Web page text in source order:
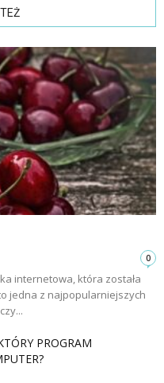
0
internetowa, która została
jedna z najpopularniejszych
PROGRAM